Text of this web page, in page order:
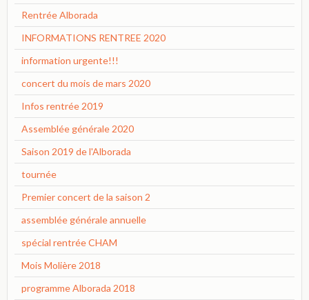
Rentrée Alborada
INFORMATIONS RENTREE 2020
information urgente!!!
concert du mois de mars 2020
Infos rentrée 2019
Assemblée générale 2020
Saison 2019 de l'Alborada
tournée
Premier concert de la saison 2
assemblée générale annuelle
spécial rentrée CHAM
Mois Molière 2018
programme Alborada 2018